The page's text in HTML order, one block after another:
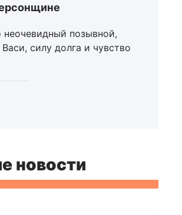
неочевидный позывной,
силу долга и чувство
новости